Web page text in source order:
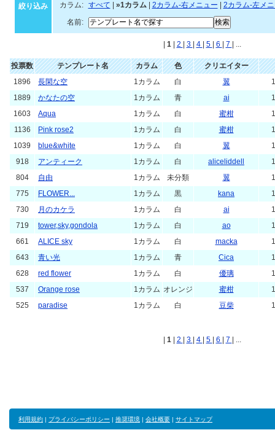
絞り込み
カラム:
すべて »1カラム| 2カラム-右メニュー
2カラム-左メ
名前:
1 2 3 4 5 6 7 | ...
投票数 テンプレート名 カラム 色
クリエイター
1896
長閑な空 1カラム 白 翼
1889
かなたの空 1カラム 青 ai
1603
Aqua 1カラム 白 蜜柑
1136
Pink rose2 1カラム 白 蜜柑
1039
blue&white 1カラム 白 翼
918
アンティーク 1カラム 白 aliceliddell
804
自由 1カラム 未分類 翼
775
FLOWER... 1カラム 黒 kana
730
月のカケラ 1カラム 白 ai
719
tower,sky,gondola 1カラム 白 ao
661
ALICE sky 1カラム 白 macka
643
青い光 1カラム 青 Cica
628
red flower 1カラム 白 優璃
537
Orange rose 1カラム オレンジ 蜜柑
525
paradise 1カラム 白 豆柴
1 2 3 4 5 6 7 | ...
利用規約 | プライバシーポリシー | 推奨環境 | 会社概要 | サイトマップ